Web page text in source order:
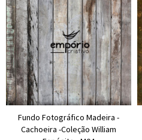
Fundo Fotográfico Madeira -
Cachoeira -Coleção William